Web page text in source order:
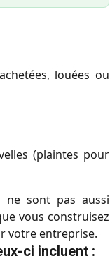
louées ou
(plaintes pour
ne sont pas aussi
vous construisez
votre entreprise.
ci incluent :